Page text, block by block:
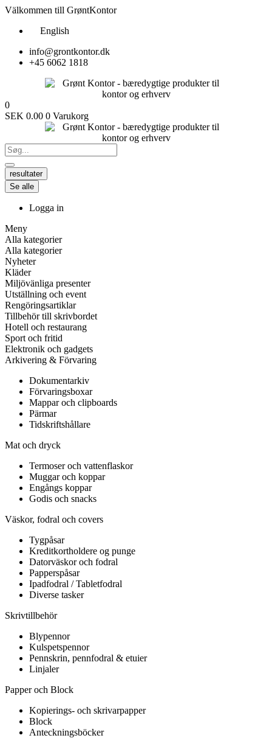
Hoppa
innehåll
Välkommen till GrøntKontor
English
info@grontkontor.dk
+45 6062 1818
0
SEK 0.00 0 Varukorg
resultater
Se alle
Logga in
Meny
Alla kategorier
Alla kategorier
Nyheter
Kläder
Miljövänliga presenter
Utställning och event
Rengöringsartiklar
Tillbehör till skrivbordet
Hotell och restaurang
Sport och fritid
Elektronik och gadgets
Arkivering & Förvaring
Dokumentarkiv
Förvaringsboxar
Mappar och clipboards
Pärmar
Tidskriftshållare
Mat och dryck
Termoser och vattenflaskor
Muggar och koppar
Engångs koppar
Godis och snacks
Väskor, fodral och covers
Tygpåsar
Kreditkortholdere og punge
Datorväskor och fodral
Papperspåsar
Ipadfodral / Tabletfodral
Diverse tasker
Skrivtillbehör
Blypennor
Kulspetspennor
Pennskrin, pennfodral & etuier
Linjaler
Papper och Block
Kopierings- och skrivarpapper
Block
Anteckningsböcker